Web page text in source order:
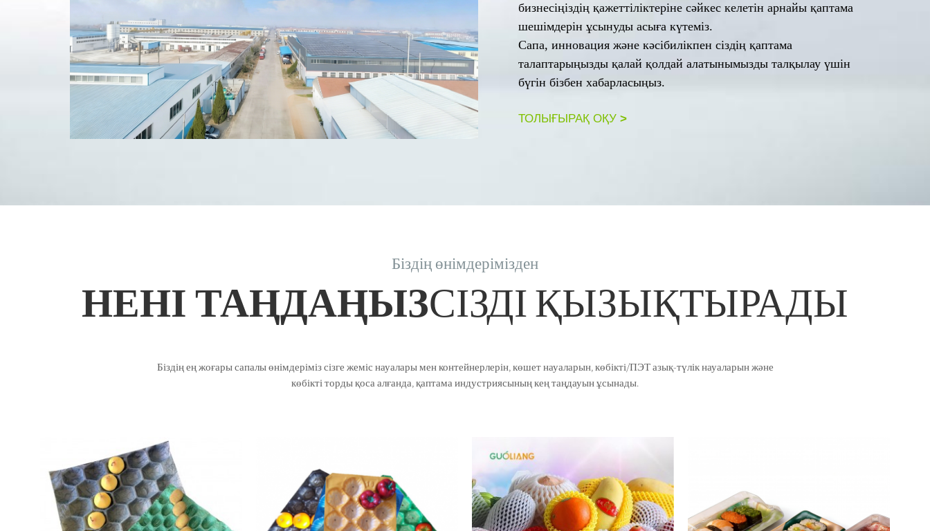
бизнесіңіздің қажеттіліктеріне сәйкес келетін арнайы қаптама
шешімдерін ұсынуды асыға күтеміз.
Сапа, инновация және кәсібилікпен сіздің қаптама
талаптарыңызды қалай қолдай алатынымызды талқылау үшін
бүгін бізбен хабарласыңыз.
ТОЛЫҒЫРАҚ ОҚУ >
Біздің өнімдерімізден
НЕНІ ТАҢДАҢЫЗСІЗДІ ҚЫЗЫҚТЫРАДЫ
Біздің ең жоғары сапалы өнімдеріміз сізге жеміс науалары мен контейнерлерін, көшет науаларын, көбікті/ПЭТ азық-түлік науаларын және
көбікті торды қоса алғанда, қаптама индустриясының кең таңдауын ұсынады.